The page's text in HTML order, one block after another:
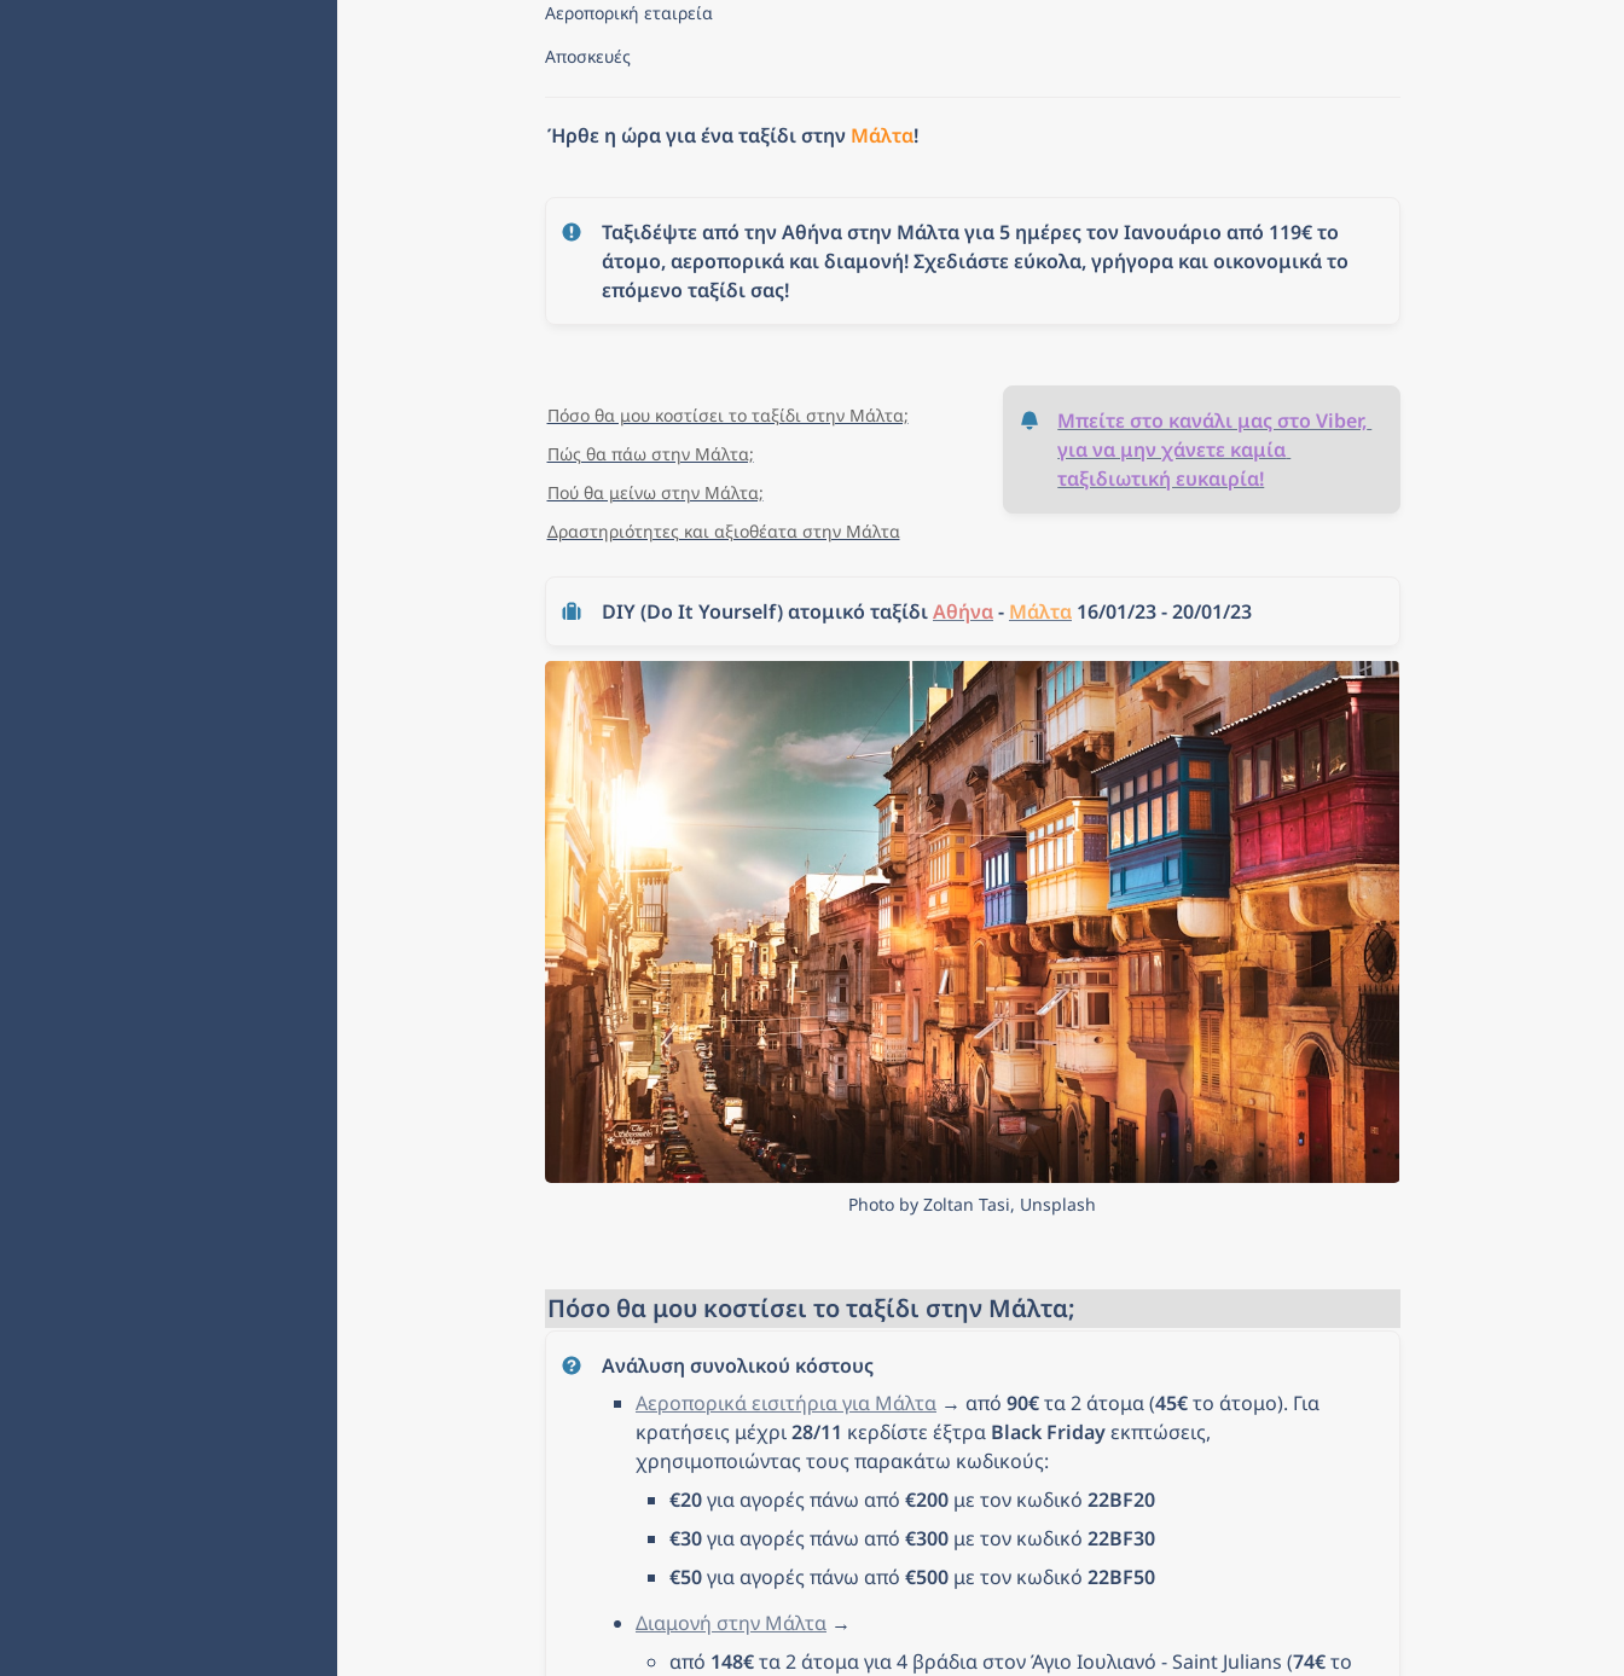
Αεροπορική εταιρεία
Αποσκευές
Ήρθε η ώρα για ένα ταξίδι στην Μάλτα!
Ταξιδέψτε από την Αθήνα στην Μάλτα για 5 ημέρες τον Ιανουάριο από 119€ το
άτομο, αεροπορικά και διαμονή! Σχεδιάστε εύκολα, γρήγορα και οικονομικά το
επόμενο ταξίδι σας!
Πόσο θα μου κοστίσει το ταξίδι στην Μάλτα;
Πώς θα πάω στην Μάλτα;
Πού θα μείνω στην Μάλτα;
Δραστηριότητες και αξιοθέατα στην Μάλτα
Μπείτε στο κανάλι μας στο Viber,
για να μην χάνετε καμία
ταξιδιωτική ευκαιρία!
DIY (Do It Yourself) ατομικό ταξίδι Αθήνα - Μάλτα 16/01/23 - 20/01/23
Photo by Zoltan Tasi, Unsplash
Πόσο θα μου κοστίσει το ταξίδι στην Μάλτα;
Ανάλυση συνολικού κόστους
Αεροπορικά εισιτήρια για Μάλτα → από 90€ τα 2 άτομα (45€ το άτομο). Για
κρατήσεις μέχρι 28/11 κερδίστε έξτρα Black Friday εκπτώσεις,
χρησιμοποιώντας τους παρακάτω κωδικούς:
€20 για αγορές πάνω από €200 με τον κωδικό 22BF20
€30 για αγορές πάνω από €300 με τον κωδικό 22BF30
€50 για αγορές πάνω από €500 με τον κωδικό 22BF50
Διαμονή στην Μάλτα →
από 148€ τα 2 άτομα για 4 βράδια στον Άγιο Ιουλιανό - Saint Julians (74€ το